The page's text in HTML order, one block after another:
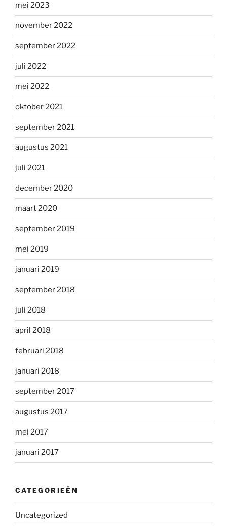
mei 2023
november 2022
september 2022
juli 2022
mei 2022
oktober 2021
september 2021
augustus 2021
juli 2021
december 2020
maart 2020
september 2019
mei 2019
januari 2019
september 2018
juli 2018
april 2018
februari 2018
januari 2018
september 2017
augustus 2017
mei 2017
januari 2017
CATEGORIEËN
Uncategorized